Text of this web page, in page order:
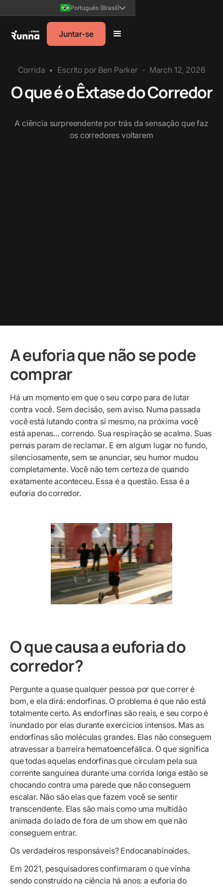
Português (Brasil)
Juntar-se
Corrida • Escrito por Ben Parker - March 12, 2026
O que é o Êxtase do Corredor
A ciência surpreendente por trás da sensação que faz
os corredores voltarem
A euforia que não se pode
comprar
Há um momento em que o seu corpo para de lutar
contra você. Sem decisão, sem aviso. Numa passada
você está lutando contra si mesmo, na próxima você
está apenas... correndo. Sua respiração se acalma. Suas
pernas param de reclamar. E em algum lugar no fundo,
silenciosamente, sem se anunciar, seu humor mudou
completamente. Você não tem certeza de quando
exatamente aconteceu. Essa é a questão. Essa é a
euforia do corredor.
O que causa a euforia do
corredor?
Pergunte a quase qualquer pessoa por que correr é
bom, e ela dirá: endorfinas. O problema é que não está
totalmente certo. As endorfinas são reais, e seu corpo é
inundado por elas durante exercícios intensos. Mas as
endorfinas são moléculas grandes. Elas não conseguem
atravessar a barreira hematoencefálica. O que significa
que todas aquelas endorfinas que circulam pela sua
corrente sanguínea durante uma corrida longa estão se
chocando contra uma parede que não conseguem
escalar. Não são elas que fazem você se sentir
transcendente. Elas são mais como uma multidão
animada do lado de fora de um show em que não
conseguem entrar.
Os verdadeiros responsáveis? Endocanabinoides.
Em 2021, pesquisadores confirmaram o que vinha
sendo construído na ciência há anos: a euforia do